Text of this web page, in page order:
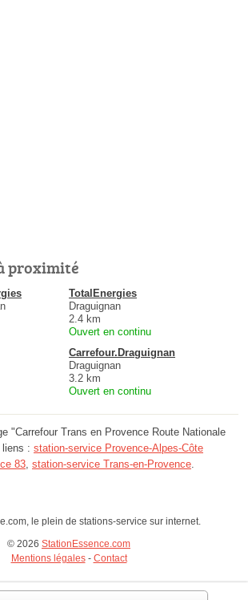
proximité
TotalEnergies
Draguignan
2.4 km
Ouvert en continu
Carrefour.Draguignan
Draguignan
3.2 km
Ouvert en continu
"Carrefour Trans en Provence Route Nationale
liens : station-service Provence-Alpes-Côte
83 station-service Trans-en-Provence
le plein de stations-service sur internet.
© 2026 StationEssence.com
Mentions légales- Contact